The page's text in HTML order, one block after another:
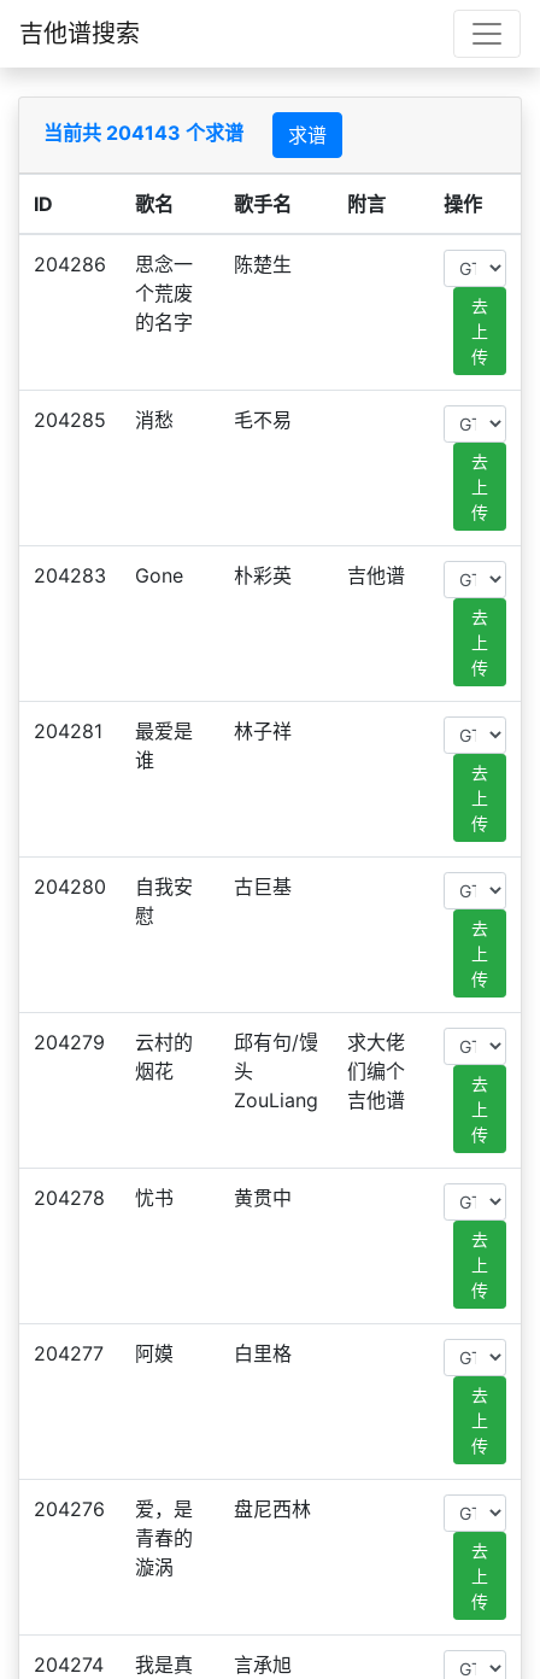
吉他谱搜索
当前共 204143 个求谱 求谱
ID 歌名 歌手名 附言 操作
204286
思念一
个荒废
的名字
陈楚生
去
上
传
204285 消愁 毛不易
去
上
传
204283 Gone 朴彩英 吉他谱
去
上
传
204281
最爱是
谁
林子祥
去
上
传
204280
自我安
慰
古巨基
去
上
传
204279
云村的
烟花
邱有句/馒
头
ZouLiang
求大佬
们编个
吉他谱
去
上
传
204278 忧书 黄贯中
去
上
传
204277 阿嫫 白里格
去
上
传
204276
爱，是
青春的
漩涡
盘尼西林
去
上
传
204274
我是真
言承旭